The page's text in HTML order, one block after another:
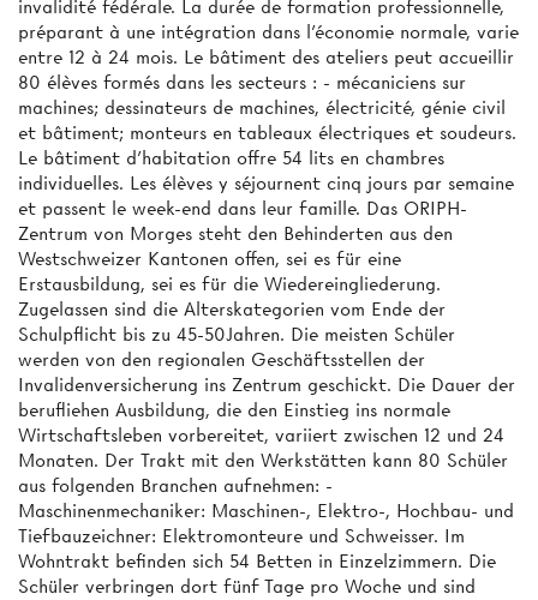
invalidité fédérale. La durée de formation professionnelle,
préparant à une intégration dans l’économie normale, varie
entre 12 à 24 mois. Le bâtiment des ateliers peut accueillir
80 élèves formés dans les secteurs : - mécaniciens sur
machines; dessinateurs de machines, électricité, génie civil
et bâtiment; monteurs en tableaux électriques et soudeurs.
Le bâtiment d'habitation offre 54 lits en chambres
individuelles. Les élèves y séjournent cinq jours par semaine
et passent le week-end dans leur famille. Das ORIPH-
Zentrum von Morges steht den Behinderten aus den
Westschweizer Kantonen offen, sei es für eine
Erstausbildung, sei es für die Wiedereingliederung.
Zugelassen sind die Alterskategorien vom Ende der
Schulpflicht bis zu 45-50Jahren. Die meisten Schüler
werden von den regionalen Geschäftsstellen der
Invalidenversicherung ins Zentrum geschickt. Die Dauer der
berufliehen Ausbildung, die den Einstieg ins normale
Wirtschaftsleben vorbereitet, variiert zwischen 12 und 24
Monaten. Der Trakt mit den Werkstätten kann 80 Schüler
aus folgenden Branchen aufnehmen: -
Maschinenmechaniker: Maschinen-, Elektro-, Hochbau- und
Tiefbauzeichner: Elektromonteure und Schweisser. Im
Wohntrakt befinden sich 54 Betten in Einzelzimmern. Die
Schüler verbringen dort fünf Tage pro Woche und sind